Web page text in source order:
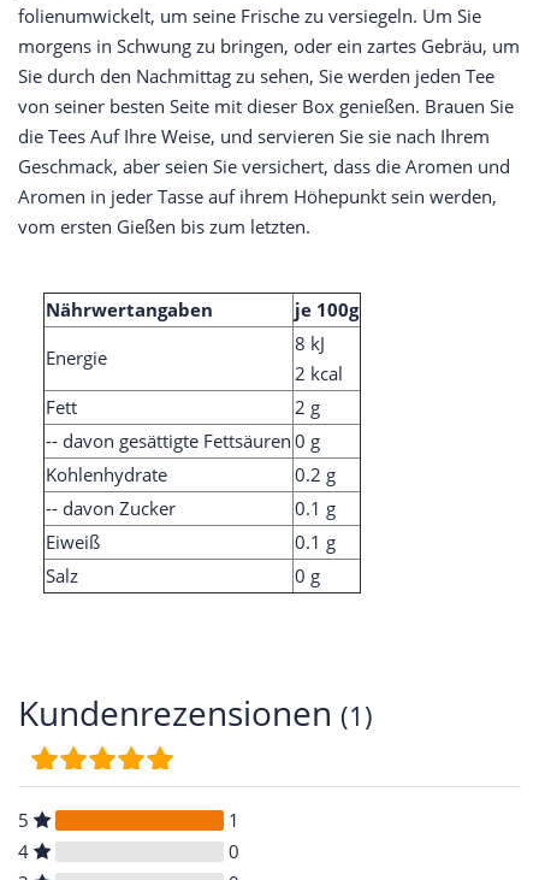
folienumwickelt, um seine Frische zu versiegeln. Um Sie
morgens in Schwung zu bringen, oder ein zartes Gebräu, um
Sie durch den Nachmittag zu sehen, Sie werden jeden Tee
von seiner besten Seite mit dieser Box genießen. Brauen Sie
die Tees Auf Ihre Weise, und servieren Sie sie nach Ihrem
Geschmack, aber seien Sie versichert, dass die Aromen und
Aromen in jeder Tasse auf ihrem Höhepunkt sein werden,
vom ersten Gießen bis zum letzten.
Nährwertangaben
je 100g
Energie
8 kJ
2 kcal
Fett
2 g
-- davon gesättigte Fettsäuren0 g
Kohlenhydrate
0.2 g
-- davon Zucker
0.1 g
Eiweiß
0.1 g
Salz
0 g
Kundenrezensionen (1)
5
1
4
0